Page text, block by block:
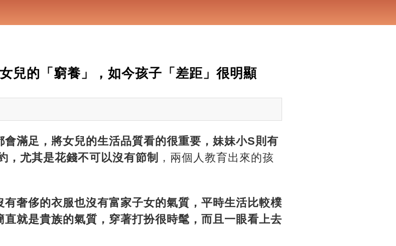
兒的「窮養」，如今孩子「差距」很明顯
滿足，將女兒的生活品質看的很重要，妹妹小S則有
，尤其是花錢不可以沒有節制
，兩個人教育出來的孩
奢侈的衣服也沒有富家子女的氣質，平時生活比較樸
直就是貴族的氣質，穿著打扮很時髦，而且一眼看上去